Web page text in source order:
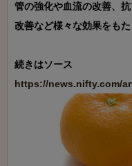
管の強化や血流の改善、
改善など様々な効果をもた
https://news.nifty.com/